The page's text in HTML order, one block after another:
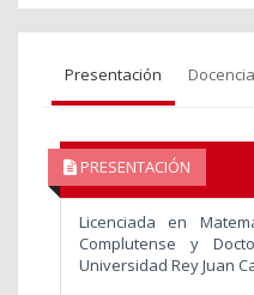
Presentación Docencia
PRESENTACIÓN
Licenciada en
Complutense y
Universidad Rey Juan